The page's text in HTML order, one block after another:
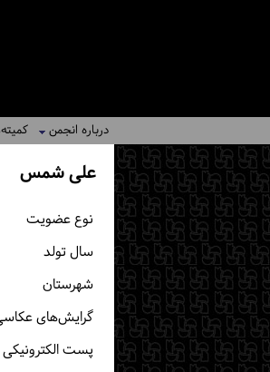
درباره انجمن
علی شمس
نوع عضویت
سال تولد
شهرستان
گرایش‌های
پست الكترونیكی